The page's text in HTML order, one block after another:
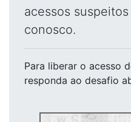
acessos
conosco.
Para liberar o acesso
responda ao desafio